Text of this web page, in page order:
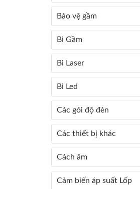
Bảo vệ gầm
Bi Gầm
Bi Laser
Bi Led
Các gói độ đèn
Các thiết bị khác
Cách âm
Cảm biến áp suất Lốp